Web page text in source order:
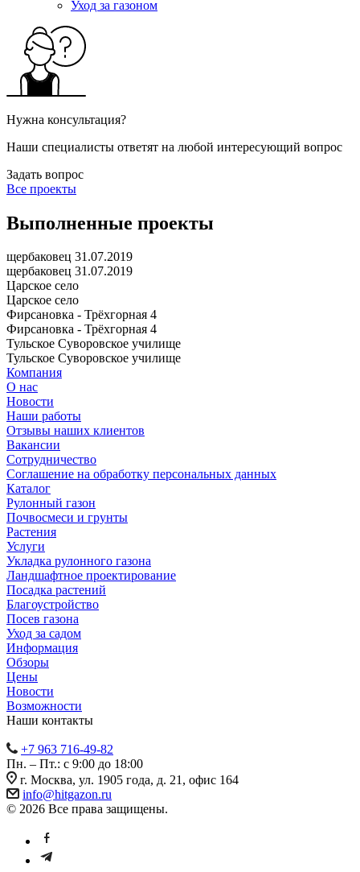
Уход за газоном
Нужна консультация?
Наши специалисты ответят на любой интересующий вопрос
Задать вопрос
Все проекты
Выполненные проекты
щербаковец 31.07.2019
щербаковец 31.07.2019
Царское село
Царское село
Фирсановка - Трёхгорная 4
Фирсановка - Трёхгорная 4
Тульское Суворовское училище
Тульское Суворовское училище
Компания
О нас
Новости
Наши работы
Отзывы наших клиентов
Вакансии
Сотрудничество
Соглашение на обработку персональных данных
Каталог
Рулонный газон
Почвосмеси и грунты
Растения
Услуги
Укладка рулонного газона
Ландшафтное проектирование
Посадка растений
Благоустройство
Посев газона
Уход за садом
Информация
Обзоры
Цены
Новости
Возможности
Наши контакты
+7 963 716-49-82
Пн. – Пт.: с 9:00 до 18:00
г. Москва, ул. 1905 года, д. 21, офис 164
info@hitgazon.ru
© 2026 Все права защищены.